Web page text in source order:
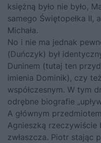
księżną było nie było,
samego Świętopełka II,
Michała.
No i nie ma jednak
(Duńczyk) był
Duninem (tutaj ten
imienia Dominik), czy
współczesnym. W tym
odrębne biografie
A głównym
Agnieszką rzeczywiście
zwłaszcza. Piotr stając